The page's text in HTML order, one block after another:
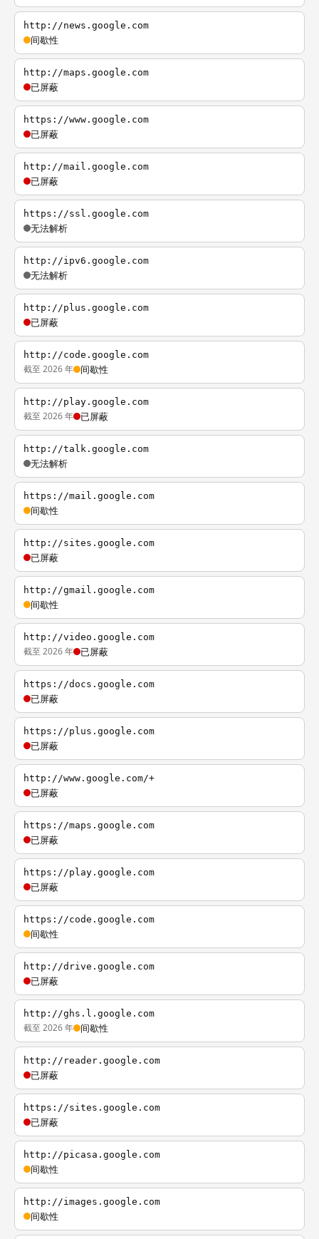
http://news.google.com
间歇性
http://maps.google.com
已屏蔽
https://www.google.com
已屏蔽
http://mail.google.com
已屏蔽
https://ssl.google.com
无法解析
http://ipv6.google.com
无法解析
http://plus.google.com
已屏蔽
http://code.google.com
截至 2026 年 间歇性
http://play.google.com
截至 2026 年 已屏蔽
http://talk.google.com
无法解析
https://mail.google.com
间歇性
http://sites.google.com
已屏蔽
http://gmail.google.com
间歇性
http://video.google.com
截至 2026 年 已屏蔽
https://docs.google.com
已屏蔽
https://plus.google.com
已屏蔽
http://www.google.com/+
已屏蔽
https://maps.google.com
已屏蔽
https://play.google.com
已屏蔽
https://code.google.com
间歇性
http://drive.google.com
已屏蔽
http://ghs.l.google.com
截至 2026 年 间歇性
http://reader.google.com
已屏蔽
https://sites.google.com
已屏蔽
http://picasa.google.com
间歇性
http://images.google.com
间歇性